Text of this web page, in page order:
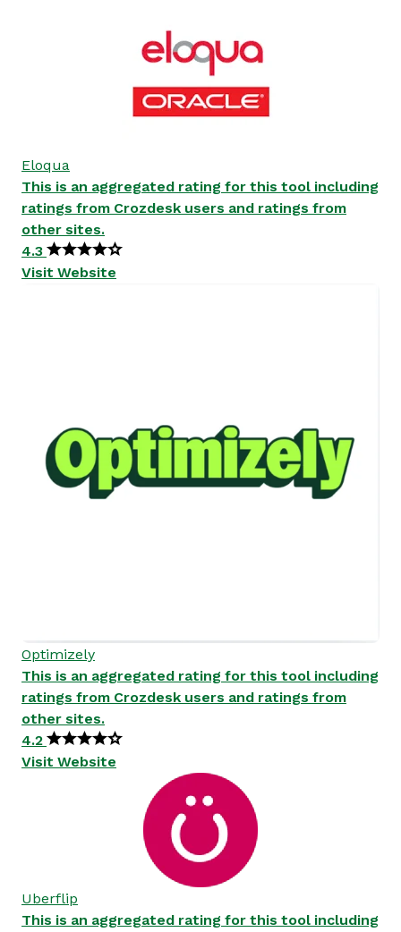
Eloqua
This is an aggregated rating for this tool including
ratings from Crozdesk users and ratings from
other sites.
4.3
Visit Website
Optimizely
This is an aggregated rating for this tool including
ratings from Crozdesk users and ratings from
other sites.
4.2
Visit Website
Uberflip
This is an aggregated rating for this tool including